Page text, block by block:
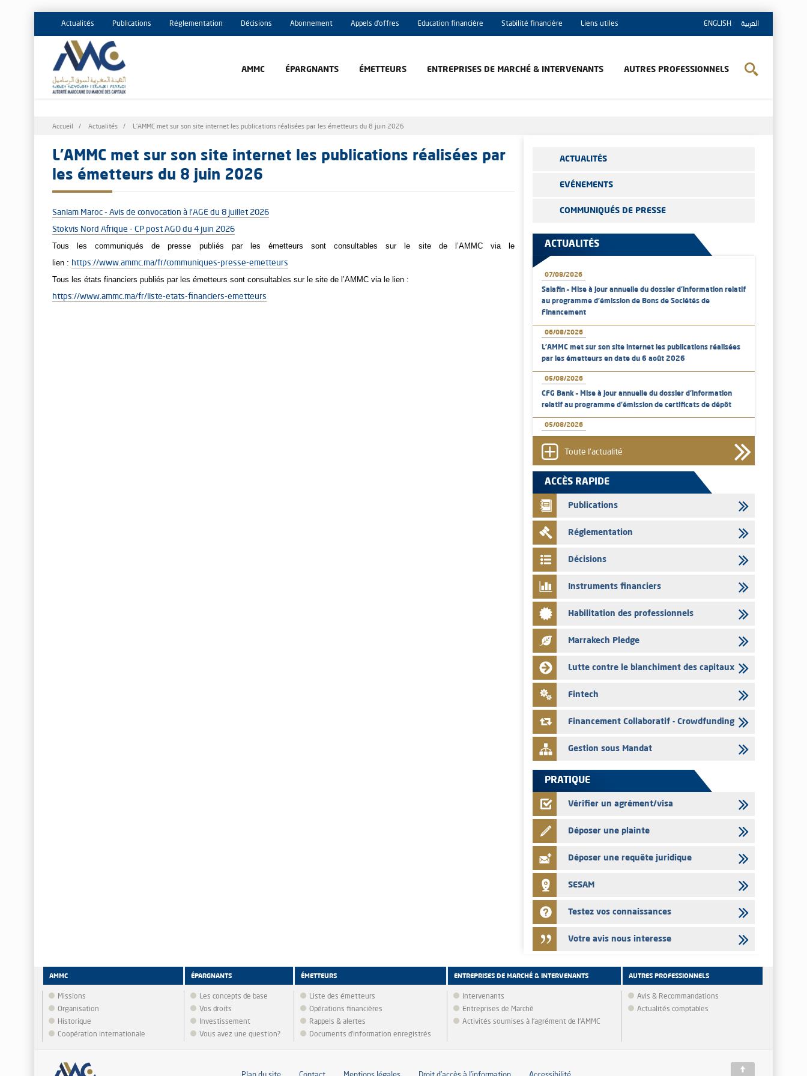
ENGLISH العربية Actualités Publications Réglementation Décisions Abonnement Appels d'offres Education financière Stabilité financière Liens utiles
AMMC ÉPARGNANTS ÉMETTEURS ENTREPRISES DE MARCHÉ & INTERVENANTS AUTRES PROFESSIONNELS
Fil
Accueil Actualités L’AMMC met sur son site internet les publications réalisées par les émetteurs du 8 juin 2026
L’AMMC met sur son site internet les publications réalisées par
les émetteurs du 8 juin 2026
Sanlam Maroc - Avis de convocation à l'AGE du 8 juillet 2026
Stokvis Nord Afrique - CP post AGO du 4 juin 2026
Tous les communiqués de presse publiés par les émetteurs sont consultables sur le site de l’AMMC via le
lien : https://www.ammc.ma/fr/communiques-presse-emetteurs
Tous les états financiers publiés par les émetteurs sont consultables sur le site de l’AMMC via le lien :
https://www.ammc.ma/fr/liste-etats-financiers-emetteurs
ACTUALITÉS
EVÉNEMENTS
COMMUNIQUÉS DE PRESSE
ACTUALITÉS
07/08/2026
Salafin – Mise à jour annuelle du dossier d’information relatif
au programme d'émission de Bons de Sociétés de
Financement
06/08/2026
L’AMMC met sur son site internet les publications réalisées
par les émetteurs en date du 6 août 2026
05/08/2026
CFG Bank – Mise à jour annuelle du dossier d’information
relatif au programme d'émission de certificats de dépôt
05/08/2026
relatif au programme d'émission de certificats de dépôt
05/08/2026
L’AMMC met sur son site internet les publications réalisées
par les émetteurs en date du 5 août 2026
04/08/2026
L’AMMC met sur son site internet les publications réalisées
par les émetteurs en date du 4 août 2026
03/08/2026
relatif au programme d'émission de certificats de dépôt
03/08/2026
L’AMMC met sur son site internet les publications réalisées
par les émetteurs en date du 3 août 2026
03/08/2026
Liste des agréments et visas d'OPCVM accordés par l'AMMC
pour le mois de juillet 2026
L' AMMC publie les indicateurs mensuels du marché des
Toute l'actualité
ACCÈS RAPIDE
Publications
Réglementation
Décisions
Instruments financiers
Habilitation des professionnels
Marrakech Pledge
Lutte contre le blanchiment des capitaux
Fintech
Financement Collaboratif - Crowdfunding
Gestion sous Mandat
PRATIQUE
Vérifier un agrément/visa
Déposer une plainte
Déposer une requête juridique
SESAM
Testez vos connaissances
Votre avis nous interesse
AMMC
Missions
Organisation
Historique
Coopération internationale
ÉPARGNANTS
Les concepts de base
Vos droits
Investissement
Vous avez une question?
ÉMETTEURS
Liste des émetteurs
Opérations financières
Rappels & alertes
Documents d’information enregistrés
ENTREPRISES DE MARCHÉ & INTERVENANTS
Intervenants
Entreprises de Marché
Activités soumises à l'agrément de l'AMMC
AUTRES PROFESSIONNELS
Avis & Recommandations
Actualités comptables